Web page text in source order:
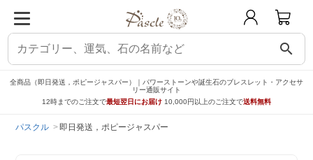
search
全商品（即日発送，ポピージャスパー）｜パワーストーンや誕生石のブレスレット・アクセサ
リー通販サイト
12時までのご注文で最短翌日にお届け 10,000円以上のご注文で送料無料
パスクル 即日発送，ポピージャスパー